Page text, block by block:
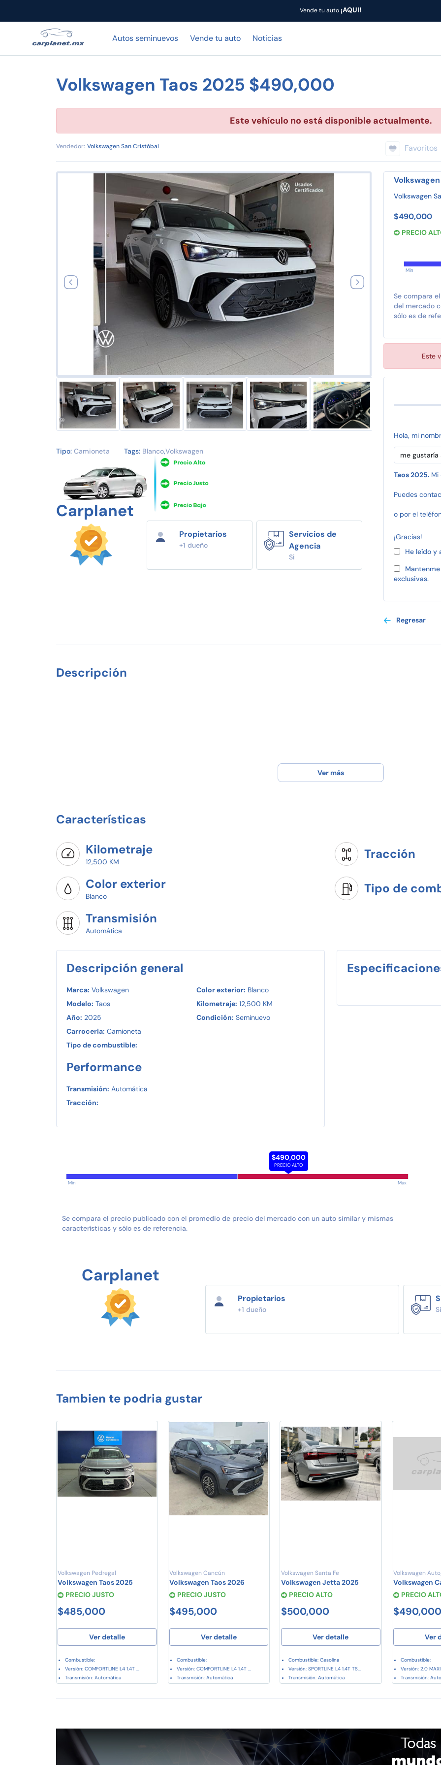
Vende tu auto¡AQUI!
Autos seminuevos Vende tu auto Noticias
Volkswagen Taos 2025 $490,000
Este vehículo no está disponible actualmente.
Vendedor: Volkswagen San Cristóbal Favoritos
Tipo: Camioneta Tags: Blanco,Volkswagen
Carplanet
Propietarios
+1 dueño
Servicios de
Agencia
Si
Volkswagen
Volkswagen
$490,000
PRECIO
Min
Se compara
del mercado
sólo es de
Este
Hola, mi
Taos 2025. Mi
Puedes
o por el
¡Gracias!
He leído y
exclusivas.
Regresar
Descripción
Ver más
Características
Kilometraje
12,500 KM
Tracción
Color exterior
Blanco
Tipo de
Transmisión
Automática
Descripción general
Marca: Volkswagen
Modelo: Taos
Año: 2025
Carroceria: Camioneta
Tipo de combustible:
Color exterior: Blanco
Kilometraje: 12,500 KM
Condición: Seminuevo
Performance
Transmisión: Automática
Tracción:
$490,000
PRECIO ALTO
Min Max
Se compara el precio publicado con el promedio de precio del mercado con un auto similar y mismas
características y sólo es de referencia.
Carplanet
Propietarios
+1 dueño Si
Tambien te podria gustar
Volkswagen Pedregal
Volkswagen Taos 2025
PRECIO JUSTO
$485,000
Ver detalle
Combustible:
Versión: COMFORTLINE L4 1.4T ...
Transmisión: Automática
Volkswagen Cancún
Volkswagen Taos 2026
PRECIO JUSTO
$495,000
Ver detalle
Combustible:
Versión: COMFORTLINE L4 1.4T ...
Transmisión: Automática
Volkswagen Santa Fe
Volkswagen Jetta 2025
PRECIO ALTO
$500,000
Ver detalle
Combustible: Gasolina
Versión: SPORTLINE L4 1.4T TS...
Transmisión: Automática
Volkswagen
Volkswagen
PRECIO
$490,000
Ver
Combustible:
Versión: 2.0 MAXI
Transmisión: